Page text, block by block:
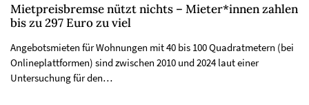
Mietpreisbremse nützt nichts – Mieter*innen zahlen
bis zu 297 Euro zu viel
Angebotsmieten für Wohnungen mit 40 bis 100 Quadratmetern (bei
Onlineplattformen) sind zwischen 2010 und 2024 laut einer
Untersuchung für den…